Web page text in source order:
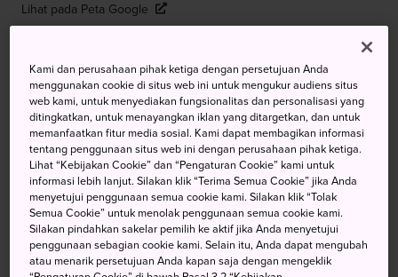
Lihat pada Peta Google
KATA KUNCI PETA
Jaringan Hiburan dan
Perbelanjaan di Tepi Laut Kobe
Distrik Motomachi Kobe adalah salah satu destinasi
terpopuler dan teramai di kota ini. Lokasi ini penuh
Kami dan perusahaan pihak ketiga dengan persetujuan Anda
menggunakan cookie di situs web ini untuk mengukur audiens situs
web kami, untuk menyediakan fungsionalitas dan personalisasi yang
ditingkatkan, untuk menayangkan iklan yang ditargetkan, dan untuk
memanfaatkan fitur media sosial. Kami dapat membagikan informasi
tentang penggunaan situs web ini dengan perusahaan pihak ketiga.
Lihat “Kebijakan Cookie” dan “Pengaturan Cookie” kami untuk
informasi lebih lanjut. Silakan klik “Terima Semua Cookie” jika Anda
menyetujui penggunaan semua cookie kami. Silakan klik “Tolak
Semua Cookie” untuk menolak penggunaan semua cookie kami.
Silakan pindahkan sakelar pemilih ke aktif jika Anda menyetujui
penggunaan sebagian cookie kami. Selain itu, Anda dapat mengubah
atau menarik persetujuan Anda kapan saja dengan mengeklik